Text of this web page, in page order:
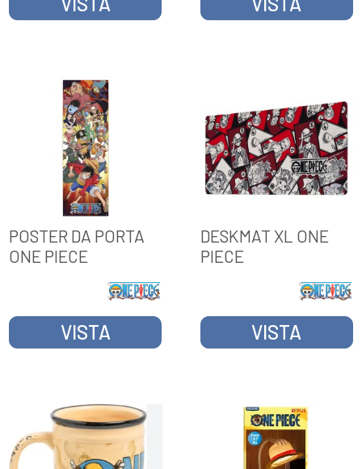
POSTER DA PORTA
ONE PIECE
VISTA
DESKMAT XL ONE
PIECE
VISTA